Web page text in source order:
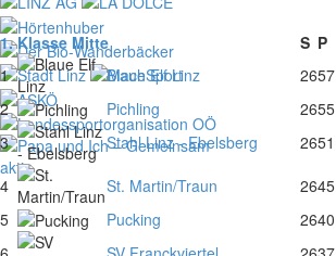
1. Klasse Mitte S P
1
Blaue Elf Linz 2657
2
Pichling 2655
3
Stahl Linz - Ebelsberg 2651
4
St. Martin/Traun 2645
5
Pucking 2640